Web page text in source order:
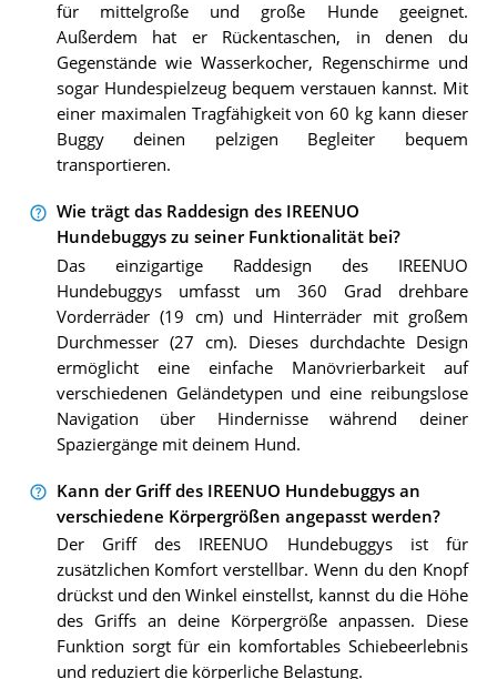
für mittelgroße und große Hunde geeignet.
Außerdem hat er Rückentaschen, in denen du
Gegenstände wie Wasserkocher, Regenschirme und
sogar Hundespielzeug bequem verstauen kannst. Mit
einer maximalen Tragfähigkeit von 60 kg kann dieser
Buggy deinen pelzigen Begleiter bequem
transportieren.
Wie trägt das Raddesign des IREENUO
Hundebuggys zu seiner Funktionalität bei?
Das einzigartige Raddesign des IREENUO
Hundebuggys umfasst um 360 Grad drehbare
Vorderräder (19 cm) und Hinterräder mit großem
Durchmesser (27 cm). Dieses durchdachte Design
ermöglicht eine einfache Manövrierbarkeit auf
verschiedenen Geländetypen und eine reibungslose
Navigation über Hindernisse während deiner
Spaziergänge mit deinem Hund.
Kann der Griff des IREENUO Hundebuggys an
verschiedene Körpergrößen angepasst werden?
Der Griff des IREENUO Hundebuggys ist für
zusätzlichen Komfort verstellbar. Wenn du den Knopf
drückst und den Winkel einstellst, kannst du die Höhe
des Griffs an deine Körpergröße anpassen. Diese
Funktion sorgt für ein komfortables Schiebeerlebnis
und reduziert die körperliche Belastung.